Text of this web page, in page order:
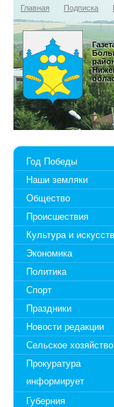
Главная Подписка
Год Победы
Наши земляки
Общество
Происшествия
Культура и
Экономика
Политика
Спорт
Праздники
Новости редакции
Сельское хозяйство
Прокуратура
информирует
Губерния